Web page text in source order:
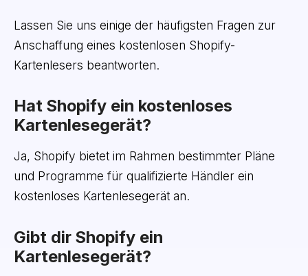
Lassen Sie uns einige der häufigsten Fragen zur
Anschaffung eines kostenlosen Shopify-
Kartenlesers beantworten.
Hat Shopify ein kostenloses
Kartenlesegerät?
Ja, Shopify bietet im Rahmen bestimmter Pläne
und Programme für qualifizierte Händler ein
kostenloses Kartenlesegerät an.
Gibt dir Shopify ein
Kartenlesegerät?